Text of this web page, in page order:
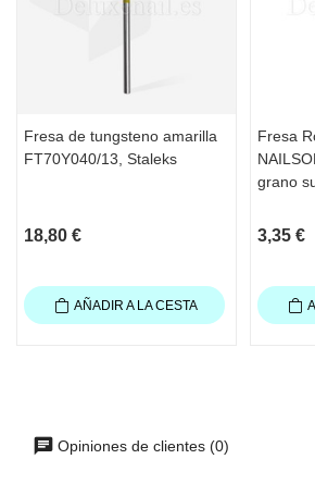
Fresa de tungsteno amarilla
FT70Y040/13, Staleks
18,80 €
AÑADIR A LA CESTA
Fresa
grano
3,35 €
Opiniones de clientes (0)